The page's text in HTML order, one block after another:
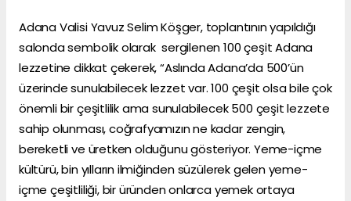
Adana Valisi Yavuz Selim Köşger, toplantının yapıldığı
salonda sembolik olarak sergilenen 100 çeşit Adana
lezzetine dikkat çekerek, “Aslında Adana’da 500’ün
üzerinde sunulabilecek lezzet var. 100 çeşit olsa bile çok
önemli bir çeşitlilik ama sunulabilecek 500 çeşit lezzete
sahip olunması, coğrafyamızın ne kadar zengin,
bereketli ve üretken olduğunu gösteriyor. Yeme-içme
kültürü, bin yılların ilmiğinden süzülerek gelen yeme-
içme çeşitliliği, bir üründen onlarca yemek ortaya